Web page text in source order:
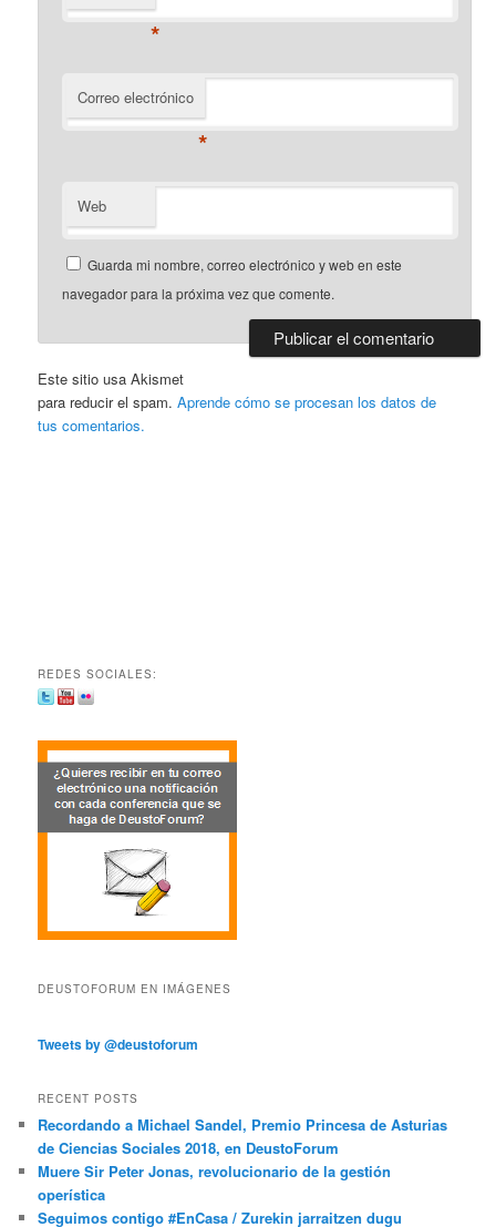
*
Correo electrónico
*
Web
Guarda mi nombre, correo electrónico y web en este
navegador para la próxima vez que comente.
Este sitio usa Akismet
para reducir el spam.Aprende cómo se procesan los datos de
tus comentarios.
REDES SOCIALES:
DEUSTOFORUM EN IMÁGENES
Tweets by @deustoforum
RECENT POSTS
Recordando a Michael Sandel, Premio Princesa de Asturias
de Ciencias Sociales 2018, en DeustoForum
Muere Sir Peter Jonas, revolucionario de la gestión
operística
Seguimos contigo #EnCasa / Zurekin jarraitzen dugu